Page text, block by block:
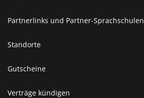
Partnerlinks und Partner-Sprachschulen
Standorte
Gutscheine
Verträge kündigen